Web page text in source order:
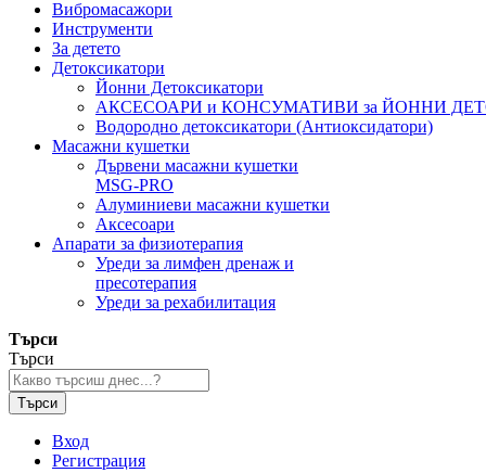
Вибромасажори
Инструменти
За детето
Детоксикатори
Йонни Детоксикатори
АКСЕСОАРИ и КОНСУМАТИВИ за ЙОННИ
Водородно детоксикатори (Антиоксидатори)
Масажни кушетки
Дървени масажни кушетки
MSG-PRO
Алуминиеви масажни кушетки
Аксесоари
Апарати за физиотерапия
Уреди за лимфен дренаж и
пресотерапия
Уреди за рехабилитация
Търси
Търси
Търси
Вход
Регистрация